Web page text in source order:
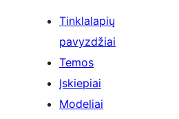
Tinklalapių
pavyzdžiai
Temos
Įskiepiai
Modeliai